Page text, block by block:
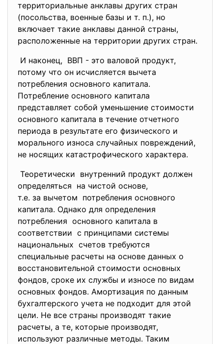
территориальные анклавы других стран
(посольства, военные базы и т. п.), но
включает такие анклавы данной страны,
расположенные на территории других стран.
И наконец, ВВП - это валовой продукт,
потому что он исчисляется вычета
потребления основного капитала.
Потребление основного капитала
представляет собой уменьшение стоимости
основного капитала в течение отчетного
периода в результате его физического и
морального износа случайных повреждений,
не носящих катастрофического характера.
Теоретически внутренний продукт должен
определяться на чистой основе,
т.е. за вычетом потребления основного
капитала. Однако для определения
потребления основного капитала в
соответствии с принципами системы
национальных счетов требуются
специальные расчеты на основе данных о
восстановительной стоимости основных
фондов, сроке их службы и износе по видам
основных фондов. Амортизация по данным
бухгалтерского учета не подходит для этой
цели. Не все страны производят такие
расчеты, а те, которые производят,
используют различные методы. Таким